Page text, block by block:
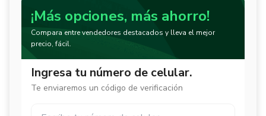
¡Más opciones, más ahorro!
Compara entre vendedores destacados y lleva el mejor
precio, fácil.
Ingresa tu número de celular.
Te enviaremos un código de verificación